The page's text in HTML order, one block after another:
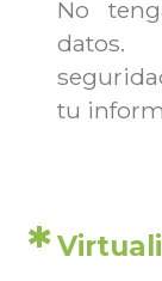
No
datos.
tu